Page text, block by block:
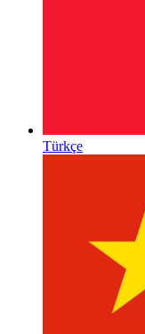
Türkçe